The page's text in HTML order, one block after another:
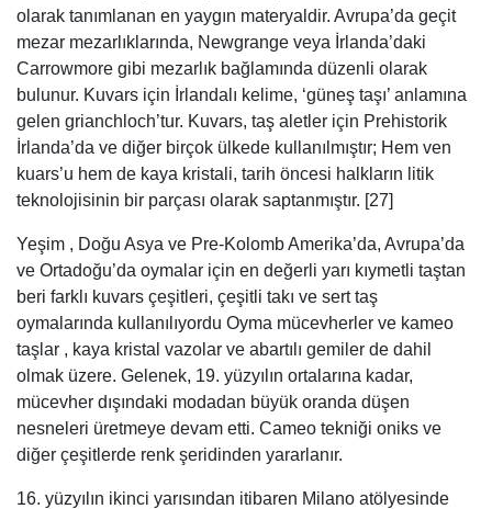
olarak tanımlanan en yaygın materyaldir. Avrupa’da geçit
mezar mezarlıklarında, Newgrange veya İrlanda’daki
Carrowmore gibi mezarlık bağlamında düzenli olarak
bulunur. Kuvars için İrlandalı kelime, ‘güneş taşı’ anlamına
gelen grianchloch’tur. Kuvars, taş aletler için Prehistorik
İrlanda’da ve diğer birçok ülkede kullanılmıştır; Hem ven
kuars’u hem de kaya kristali, tarih öncesi halkların litik
teknolojisinin bir parçası olarak saptanmıştır. [27]
Yeşim , Doğu Asya ve Pre-Kolomb Amerika’da, Avrupa’da
ve Ortadoğu’da oymalar için en değerli yarı kıymetli taştan
beri farklı kuvars çeşitleri, çeşitli takı ve sert taş
oymalarında kullanılıyordu Oyma mücevherler ve kameo
taşlar , kaya kristal vazolar ve abartılı gemiler de dahil
olmak üzere. Gelenek, 19. yüzyılın ortalarına kadar,
mücevher dışındaki modadan büyük oranda düşen
nesneleri üretmeye devam etti. Cameo tekniği oniks ve
diğer çeşitlerde renk şeridinden yararlanır.
16. yüzyılın ikinci yarısından itibaren Milano atölyesinde